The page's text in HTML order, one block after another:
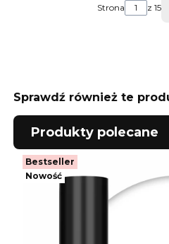
Strona z 15
Sprawdź również te
Produkty polecane
Bestseller
Nowość